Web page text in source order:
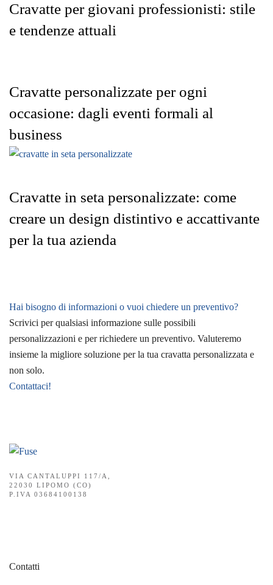
Cravatte per giovani professionisti: stile
e tendenze attuali
Cravatte personalizzate per ogni
occasione: dagli eventi formali al
business
Cravatte in seta personalizzate: come
creare un design distintivo e accattivante
per la tua azienda
Hai bisogno di informazioni o vuoi chiedere un preventivo?
Scrivici per qualsiasi informazione sulle possibili
personalizzazioni e per richiedere un preventivo. Valuteremo
insieme la migliore soluzione per la tua cravatta personalizzata e
non solo.
Contattaci!
VIA CANTALUPPI 117/A,
22030 LIPOMO (CO)
P.IVA 03684100138
Contatti